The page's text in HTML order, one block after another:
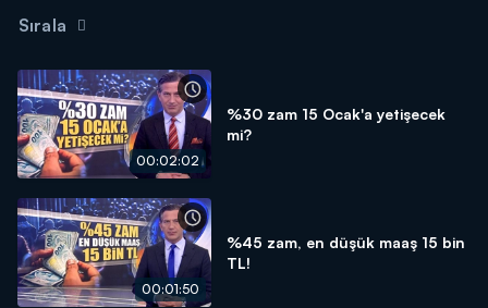
Sırala
00:02:02
%30 zam 15 Ocak'a yetişecek
mi?
00:01:50
%45 zam, en düşük maaş 15 bin
TL!